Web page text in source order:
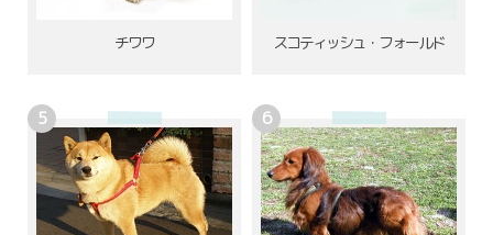
チワワ スコティッシュ・フォールド